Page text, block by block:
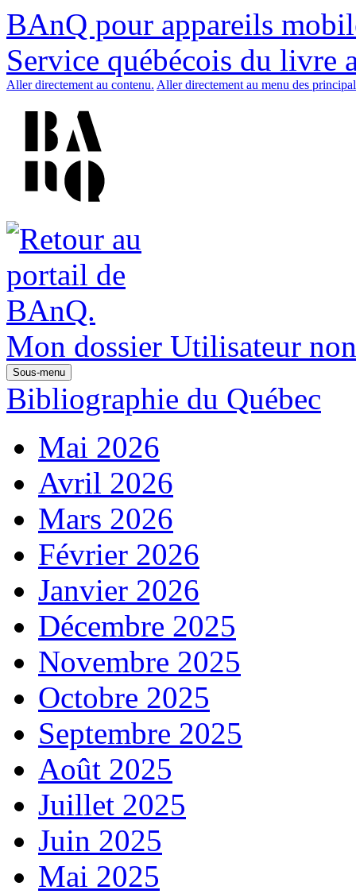
BAnQ pour appareils
Service québécois du livre
Aller directement au contenu. Aller directement au menu des
Mon dossier Utilisateur
Sous-menu
Bibliographie du Québec
Mai 2026
Avril 2026
Mars 2026
Février 2026
Janvier 2026
Décembre 2025
Novembre 2025
Octobre 2025
Septembre 2025
Août 2025
Juillet 2025
Juin 2025
Mai 2025